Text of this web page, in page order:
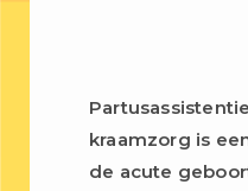
kraamzorg is
de acute